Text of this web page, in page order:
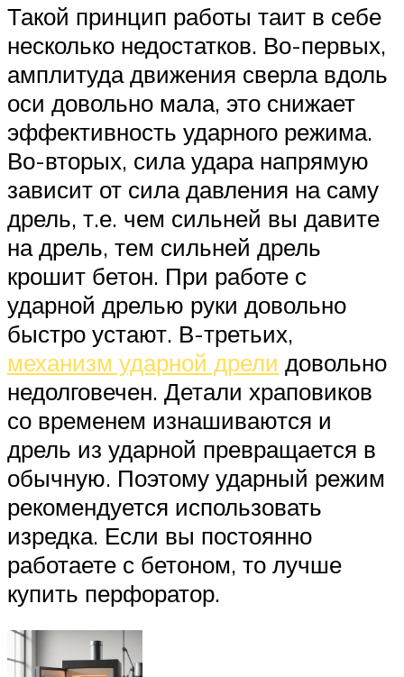
Такой принцип работы таит в себе
несколько недостатков. Во-первых,
амплитуда движения сверла вдоль
оси довольно мала, это снижает
эффективность ударного режима.
Во-вторых, сила удара напрямую
зависит от сила давления на саму
дрель, т.е. чем сильней вы давите
на дрель, тем сильней дрель
крошит бетон. При работе с
ударной дрелью руки довольно
быстро устают. В-третьих,
механизм ударной дрели довольно
недолговечен. Детали храповиков
со временем изнашиваются и
дрель из ударной превращается в
обычную. Поэтому ударный режим
рекомендуется использовать
изредка. Если вы постоянно
работаете с бетоном, то лучше
купить перфоратор.